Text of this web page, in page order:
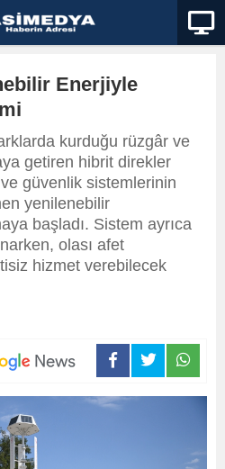
Enerjiyle
kurduğu rüzgâr ve
getiren hibrit direkler
güvenlik sistemlerinin
yenilenebilir
başladı. Sistem ayrıca
olası afet
hizmet verebilecek